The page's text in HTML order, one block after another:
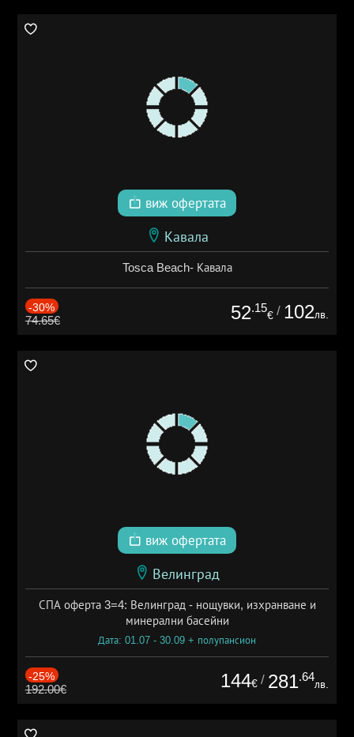
виж офертата
Кавала
Tosca Beach- Кавала
-30%
74.65€ 52.15
€ / 102лв.
виж офертата
Велинград
СПА оферта 3=4: Велинград - нощувки, изхранване и
минерални басейни
Дата: 01.07 - 30.09 + полупансион
-25%
192.00€ 144€ / 281.64
лв.